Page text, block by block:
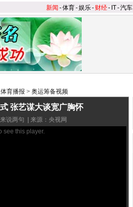
新闻 -体育-娱乐- 财经- IT-汽车
育播报 > 奥运筹备视频
张艺谋大谈宽广胸怀
说两句
| 来源：央视网
see this player.